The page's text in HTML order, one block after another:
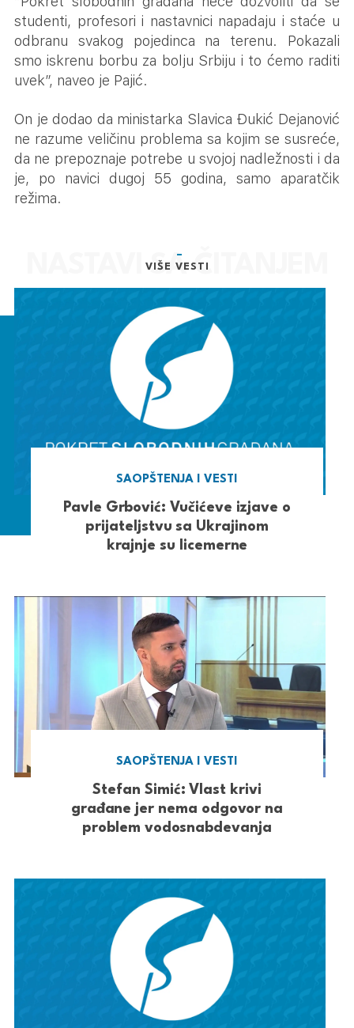
studenti, profesori i nastavnici napadaju i staće u
odbranu svakog pojedinca na terenu. Pokazali
smo iskrenu borbu za bolju Srbiju i to ćemo raditi
uvek”, naveo je Pajić.
On je dodao da ministarka Slavica Đukić Dejanović
ne razume veličinu problema sa kojim se susreće,
da ne prepoznaje potrebe u svojoj nadležnosti i da
je, po navici dugoj 55 godina, samo aparatčik
režima.
VIŠE VESTI
SAOPŠTENJA I VESTI
Pavle Grbović: Vučićeve izjave o
prijateljstvu sa Ukrajinom
krajnje su licemerne
SAOPŠTENJA I VESTI
Stefan Simić: Vlast krivi
građane jer nema odgovor na
problem vodosnabdevanja